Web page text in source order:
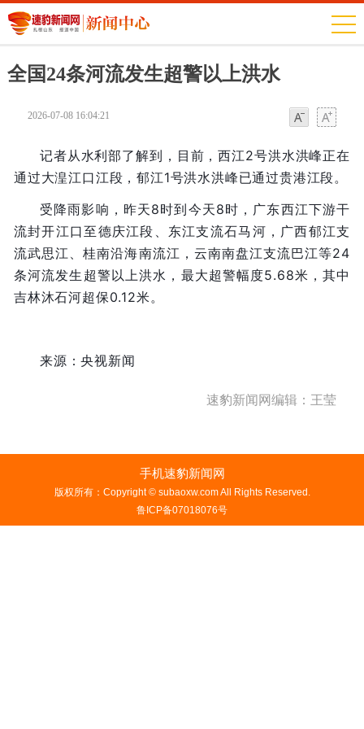
全国24条河流发生超警以上洪水
2026-07-08 16:04:21
记者从水利部了解到，目前，西江2号洪水洪峰正在
通过大湟江口江段，郁江1号洪水洪峰已通过贵港江段。
受降雨影响，昨天8时到今天8时，广东西江下游干
流封开江口至德庆江段、东江支流石马河，广西郁江支
流武思江、桂南沿海南流江，云南南盘江支流巴江等24
条河流发生超警以上洪水，最大超警幅度5.68米，其中
吉林沐石河超保0.12米。
来源：央视新闻
速豹新闻网编辑：王莹
手机速豹新闻网
版权所有：Copyright © subaoxw.com All Rights Reserved.
鲁ICP备07018076号